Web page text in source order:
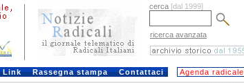
cerca [dal 1999]
ricerca avanzata
Link Rassegna stampa Contattaci Agenda radicale